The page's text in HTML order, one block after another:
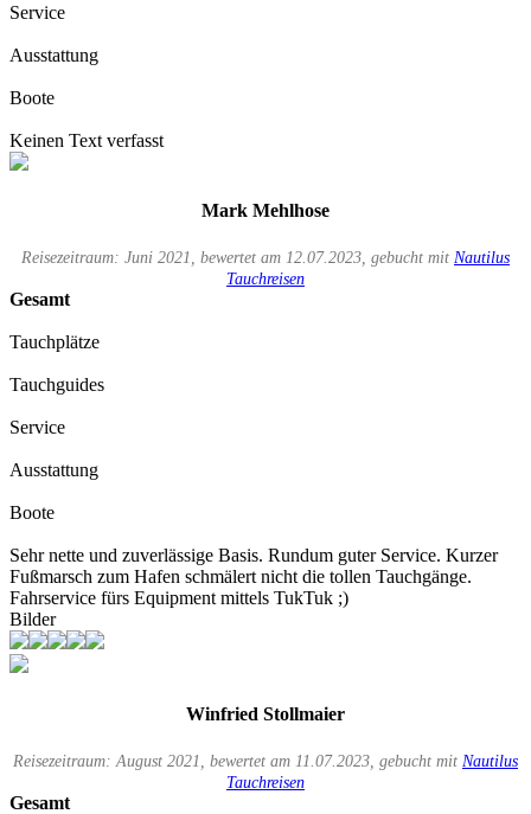
Service
Ausstattung
Boote
Keinen Text verfasst
Mark Mehlhose
Reisezeitraum: Juni 2021, bewertet am 12.07.2023, gebucht mit Nautilus
Tauchreisen
Gesamt
Tauchplätze
Tauchguides
Service
Ausstattung
Boote
Sehr nette und zuverlässige Basis. Rundum guter Service. Kurzer
Fußmarsch zum Hafen schmälert nicht die tollen Tauchgänge.
Fahrservice fürs Equipment mittels TukTuk ;)
Bilder
Winfried Stollmaier
Reisezeitraum: August 2021, bewertet am 11.07.2023, gebucht mit Nautilus
Tauchreisen
Gesamt